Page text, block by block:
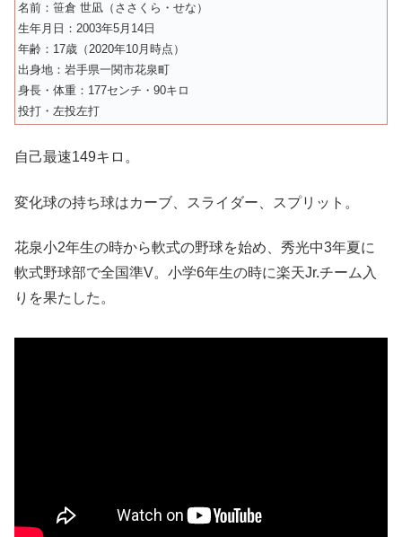
名前：笹倉 世凪（ささくら・せな）
生年月日：2003年5月14日
年齢：17歳（2020年10月時点）
出身地：岩手県一関市花泉町
身長・体重：177センチ・90キロ
投打・左投左打
自己最速149キロ。
変化球の持ち球はカーブ、スライダー、スプリット。
花泉小2年生の時から軟式の野球を始め、秀光中3年夏に
軟式野球部で全国準V。小学6年生の時に楽天Jr.チーム入
りを果たした。